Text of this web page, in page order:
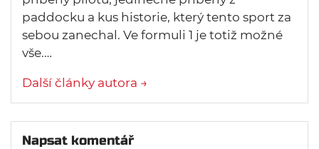
paddocku a kus historie, který tento sport za
sebou zanechal. Ve formuli 1 je totiž možné
vše.…
Další články autora →
Napsat komentář